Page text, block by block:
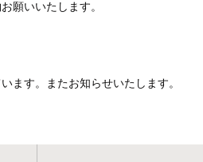
願いいたします。
またお知らせいたします。